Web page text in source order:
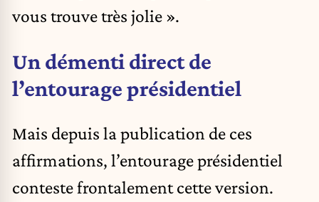
vous trouve très jolie ».
Un démenti direct de
l’entourage présidentiel
Mais depuis la publication de ces
affirmations, l’entourage présidentiel
conteste frontalement cette version.